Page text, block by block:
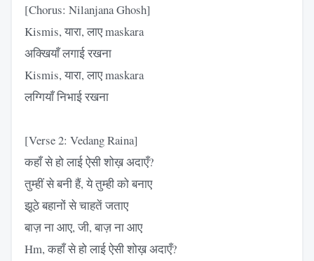
[Chorus: Nilanjana Ghosh]
Kismis, यारा, लाए maskara
अक्खियाँ लगाई रखना
Kismis, यारा, लाए maskara
लग्गियाँ निभाई रखना
[Verse 2: Vedang Raina]
कहाँ से हो लाई ऐसी शोख़ अदाएँ?
तुम्हीं से बनी हैं, ये तुम्ही को बनाए
झूठे बहानों से चाहतें जताए
बाज़ ना आए, जी, बाज़ ना आए
Hm, कहाँ से हो लाई ऐसी शोख़ अदाएँ?